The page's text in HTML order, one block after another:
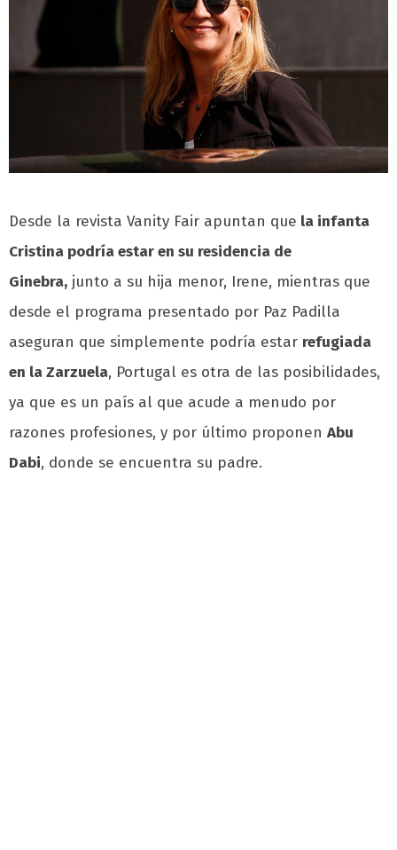
Desde la revista Vanity Fair apuntan que la infanta
Cristina podría estar en su residencia de
Ginebra, junto a su hija menor, Irene, mientras que
desde el programa presentado por Paz Padilla
aseguran que simplemente podría estar refugiada
en la Zarzuela, Portugal es otra de las posibilidades,
ya que es un país al que acude a menudo por
razones profesiones, y por último proponen Abu
Dabi, donde se encuentra su padre.